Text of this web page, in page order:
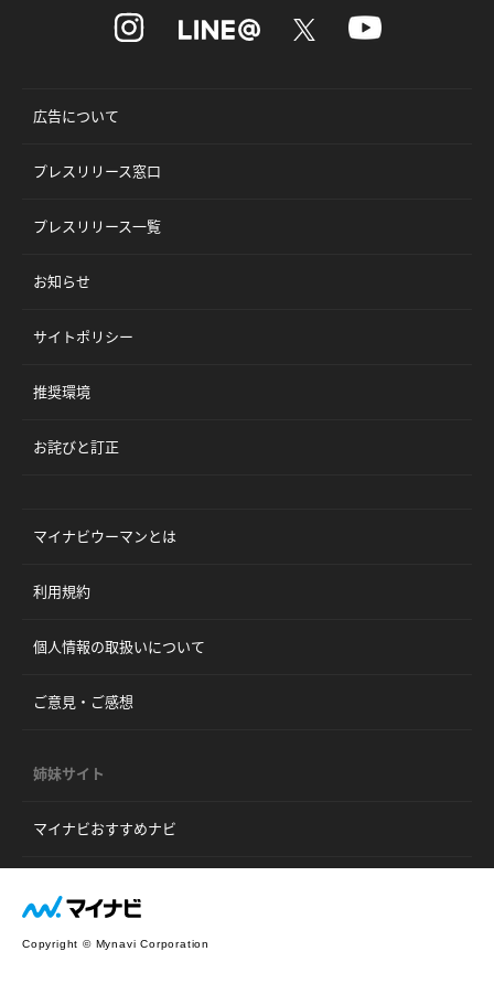
広告について
プレスリリース窓口
プレスリリース一覧
お知らせ
サイトポリシー
推奨環境
お詫びと訂正
マイナビウーマンとは
利用規約
個人情報の取扱いについて
ご意見・ご感想
姉妹サイト
マイナビおすすめナビ
Copyright © Mynavi Corporation